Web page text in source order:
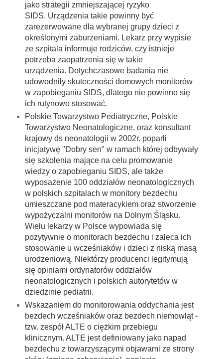
jako strategii zmniejszającej ryzyko
SIDS. Urządzenia takie powinny być
zarezerwowane dla wybranej grupy dzieci z
określonymi zaburzeniami. Lekarz przy wypisie
ze szpitala informuje rodziców, czy istnieje
potrzeba zaopatrzenia się w takie
urządzenia. Dotychczasowe badania nie
udowodniły skuteczności domowych monitorów
w zapobieganiu SIDS, dlatego nie powinno się
ich rutynowo stosować.
Polskie Towarzystwo Pediatryczne, Polskie
Towarzystwo Neonatologiczne, oraz konsultant
krajowy ds neonatologii w 2002r. poparli
inicjatywę "Dobry sen" w ramach której odbywały
się szkolenia mające na celu promowanie
wiedzy o zapobieganiu SIDS, ale także
wyposażenie 100 oddziałów neonatologicznych
w polskich szpitalach w monitory bezdechu
umieszczane pod materacykiem oraz stworzenie
wypożyczalni monitorów na Dolnym Śląsku.
Wielu lekarzy w Polsce wypowiada się
pozytywnie o monitorach bezdechu i zaleca ich
stosowanie u wcześniaków i dzieci z niską masą
urodzeniową. Niektórzy producenci legitymują
się opiniami ordynatorów oddziałów
neonatologicznych i polskich autorytetów w
dziedzinie pediatrii.
Wskazaniem do monitorowania oddychania jest
bezdech wcześniaków oraz bezdech niemowląt -
tzw. zespół ALTE o ciężkim przebiegu
klinicznym. ALTE jest definiowany jako napad
bezdechu z towarzyszącymi objawami ze strony